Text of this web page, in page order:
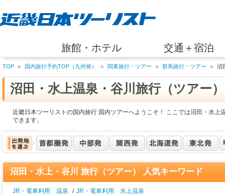
旅館・ホテル 交通＋宿泊
TOP ＞ 国内旅行予約TOP（九州発） ＞ 関東旅行・ツアー ＞ 群馬旅行・ツアー ＞ 沼
沼田・水上温泉・谷川旅行（ツアー
近畿日本ツーリストの国内旅行 国内ツアーへようこそ！ ここでは沼田・水上
できます。
沼田・水上・谷川 旅行（ツアー） 人気キーワード
JR・電車利用 温泉 / JR・電車利用 水上温泉